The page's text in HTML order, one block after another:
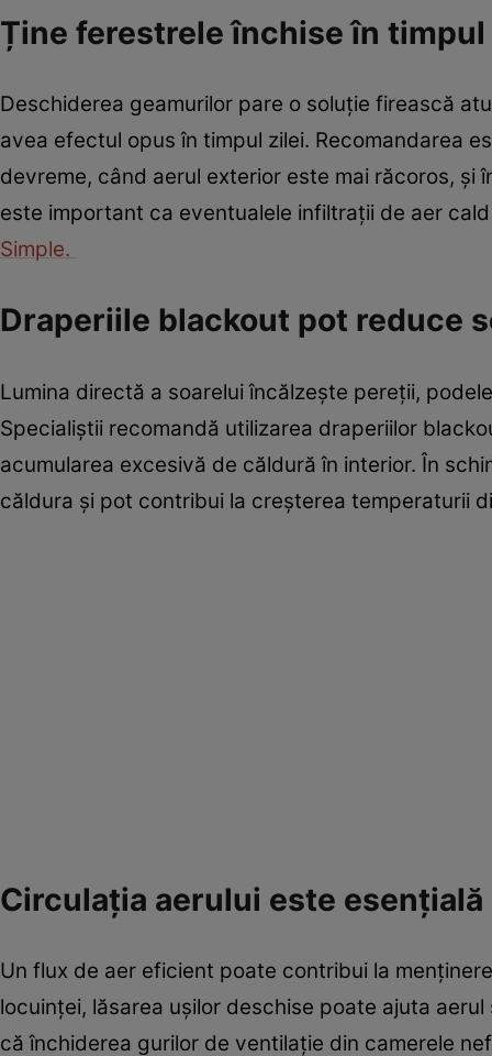
Ține ferestrele închise în
Deschiderea geamurilor pare o soluție firească
avea efectul opus în timpul zilei. Recomandarea
devreme, când aerul exterior este mai răcoros, și
este important ca eventualele infiltrații de aer
Simple.
Draperiile blackout pot reduce
Lumina directă a soarelui încălzește pereții,
Specialiștii recomandă utilizarea draperiilor
acumularea excesivă de căldură în interior. În
căldura și pot contribui la creșterea temperaturii
Circulația aerului este esențială
Un flux de aer eficient poate contribui la
locuinței, lăsarea ușilor deschise poate ajuta
că închiderea gurilor de ventilație din camerele